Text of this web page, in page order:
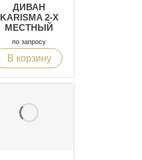
ДИВАН
KARISMA 2-Х
МЕСТНЫЙ
по запросу
В корзину